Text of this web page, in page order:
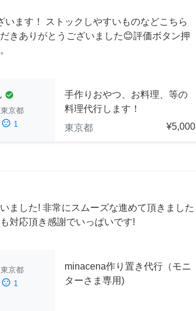
います！ ストックしやすいものなどこちら
きありがとうございました😊評価ボタン押
check_circle
東京都
sentiment_dissatisfied 1
手作りおやつ、お料理、等の
料理代行します！
東京都
¥5,000
ました! 非常にスムーズな進めて頂きました
対応頂き感謝でいっぱいです!
東京都
sentiment_dissatisfied 1
minacena作り置き代行（モニ
ターさま専用)